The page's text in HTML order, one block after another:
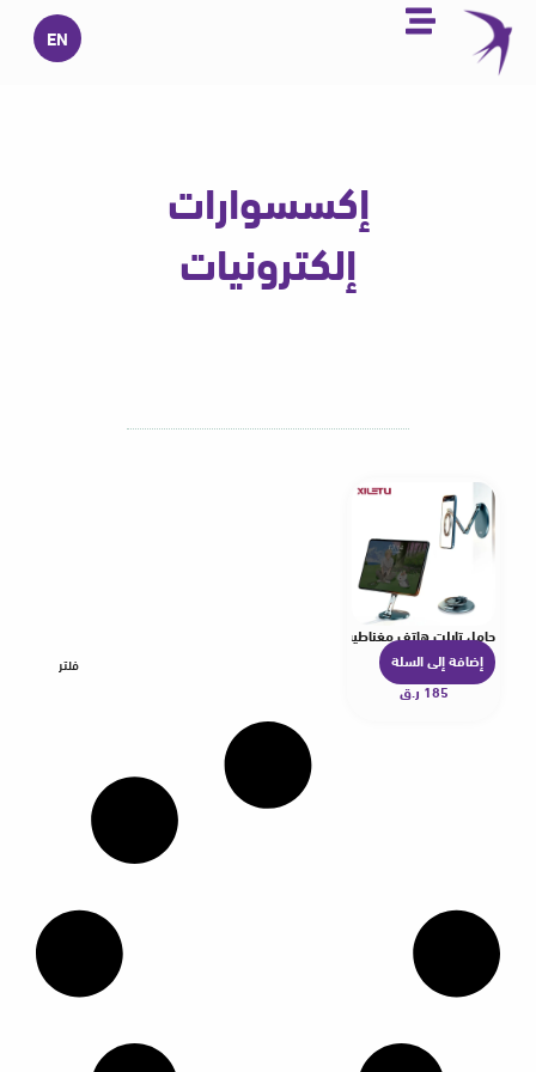
تخطي
المحتوى
EN
إكسسوارات
إلكترونيات
فلتر
حامل تابلت هاتف مغناطيسي قابل للطي
إضافة إلى السلة
185ر.ق